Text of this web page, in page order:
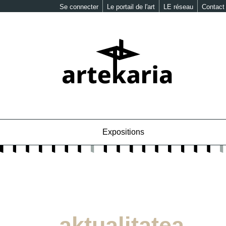
Se connecter Le portail de l'art LE réseau Contact
Expositions